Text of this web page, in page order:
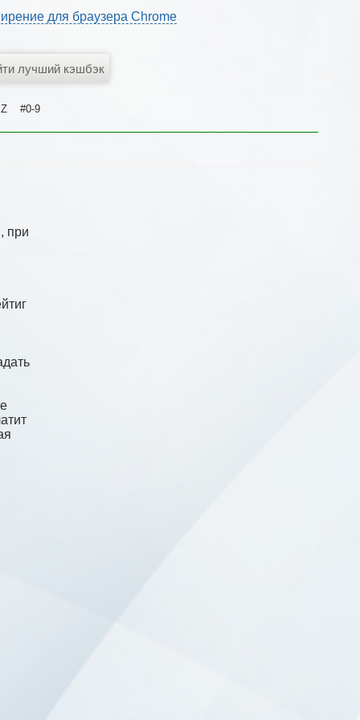
для браузера Chrome
Z #0-9
при